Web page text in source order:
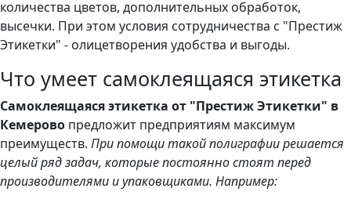
количества цветов, дополнительных обработок,
высечки. При этом условия сотрудничества с "Престиж
Этикетки" - олицетворения удобства и выгоды.
Что умеет самоклеящаяся этикетка
Самоклеящаяся этикетка от "Престиж Этикетки" в
Кемерово предложит предприятиям максимум
преимуществ. При помощи такой полиграфии решается
целый ряд задач, которые постоянно стоят перед
производителями и упаковщиками. Например: